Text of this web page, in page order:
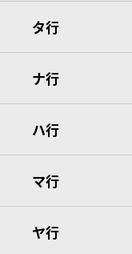
タ行
ナ行
ハ行
マ行
ヤ行